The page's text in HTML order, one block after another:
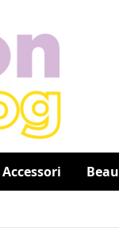
Accessori